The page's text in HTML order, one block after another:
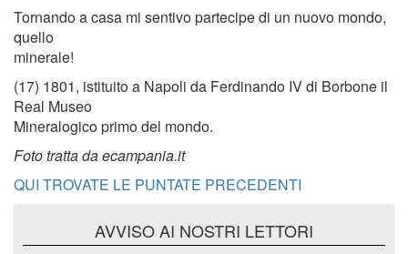
Tornando a casa mi sentivo partecipe di un nuovo mondo,
quello
minerale!
(17) 1801, istituito a Napoli da Ferdinando IV di Borbone il
Real Museo
Mineralogico primo del mondo.
Foto tratta da ecampania.it
QUI TROVATE LE PUNTATE PRECEDENTI
AVVISO AI NOSTRI LETTORI